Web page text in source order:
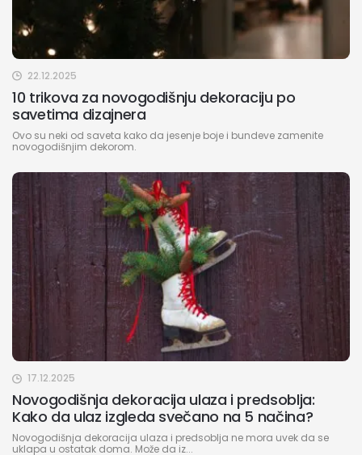
22.12.2025
10 trikova za novogodišnju dekoraciju po
savetima dizajnera
Ovo su neki od saveta kako da jesenje boje i bundeve zamenite
novogodišnjim dekorom.
17.12.2025
Novogodišnja dekoracija ulaza i predsoblja:
Kako da ulaz izgleda svečano na 5 načina?
Novogodišnja dekoracija ulaza i predsoblja ne mora uvek da se
uklapa u ostatak doma. Može da iz...